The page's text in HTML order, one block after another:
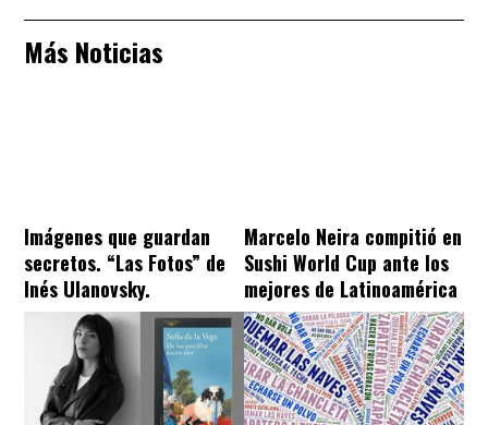
Más Noticias
Imágenes que guardan
secretos. “Las Fotos” de
Inés Ulanovsky.
Marcelo Neira compitió en
Sushi World Cup ante los
mejores de Latinoamérica